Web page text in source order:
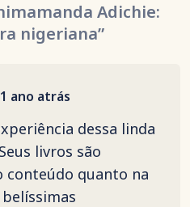
Adichie:
nigeriana”
1 ano atrás
dessa linda
livros são
conteúdo quanto na